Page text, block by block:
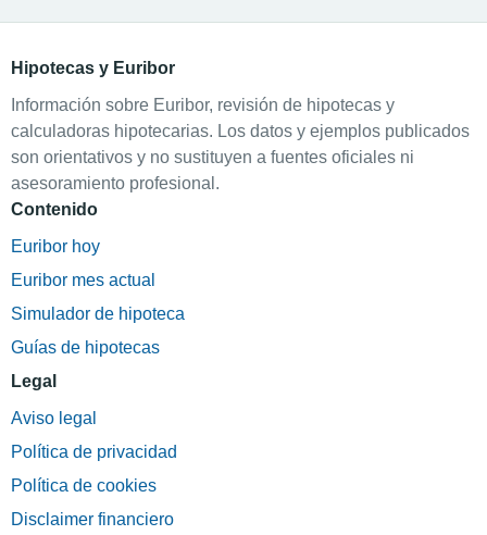
Hipotecas y Euribor
Información sobre Euribor, revisión de hipotecas y
calculadoras hipotecarias. Los datos y ejemplos publicados
son orientativos y no sustituyen a fuentes oficiales ni
asesoramiento profesional.
Contenido
Euribor hoy
Euribor mes actual
Simulador de hipoteca
Guías de hipotecas
Legal
Aviso legal
Política de privacidad
Política de cookies
Disclaimer financiero